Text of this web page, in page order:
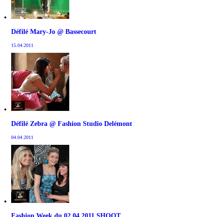
Défilé Mary-Jo @ Bassecourt
15.04.2011
Défilé Zebra @ Fashion Studio Delémont
04.04.2011